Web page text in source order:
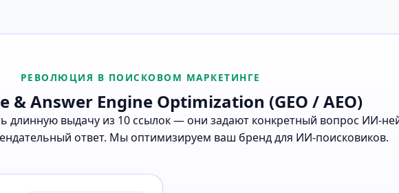
РЕВОЛЮЦИЯ В ПОИСКОВОМ МАРКЕТИНГЕ
& Answer Engine Optimization (GEO / AEO)
длинную выдачу из 10 ссылок — они задают конкретный вопрос ИИ-
ответ. Мы оптимизируем ваш бренд для ИИ-поисковиков.